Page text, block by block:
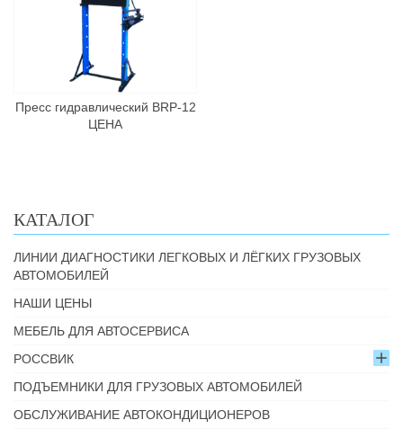
Пресс гидравлический BRP-12
ЦЕНА
КАТАЛОГ
ЛИНИИ ДИАГНОСТИКИ ЛЕГКОВЫХ И ЛЁГКИХ ГРУЗОВЫХ
АВТОМОБИЛЕЙ
НАШИ ЦЕНЫ
МЕБЕЛЬ ДЛЯ АВТОСЕРВИСА
РОССВИК
ПОДЪЕМНИКИ ДЛЯ ГРУЗОВЫХ АВТОМОБИЛЕЙ
ОБСЛУЖИВАНИЕ АВТОКОНДИЦИОНЕРОВ